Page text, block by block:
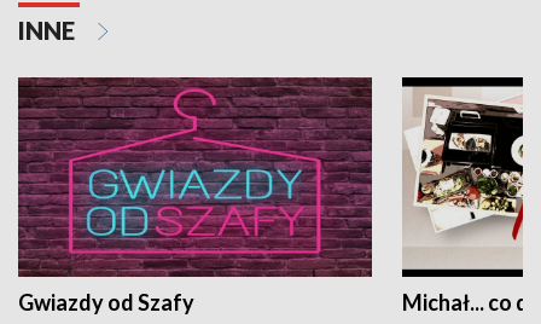
INNE
Gwiazdy od Szafy Michał... co